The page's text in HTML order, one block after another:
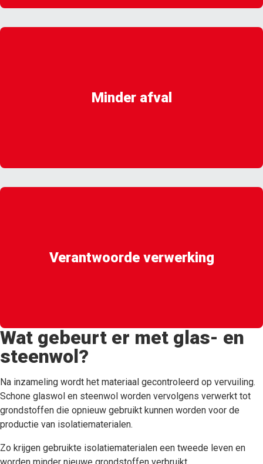
Minder afval
Verantwoorde verwerking
Wat gebeurt er met glas- en
steenwol?
Na inzameling wordt het materiaal gecontroleerd op vervuiling.
Schone glaswol en steenwol worden vervolgens verwerkt tot
grondstoffen die opnieuw gebruikt kunnen worden voor de
productie van isolatiematerialen.
Zo krijgen gebruikte isolatiematerialen een tweede leven en